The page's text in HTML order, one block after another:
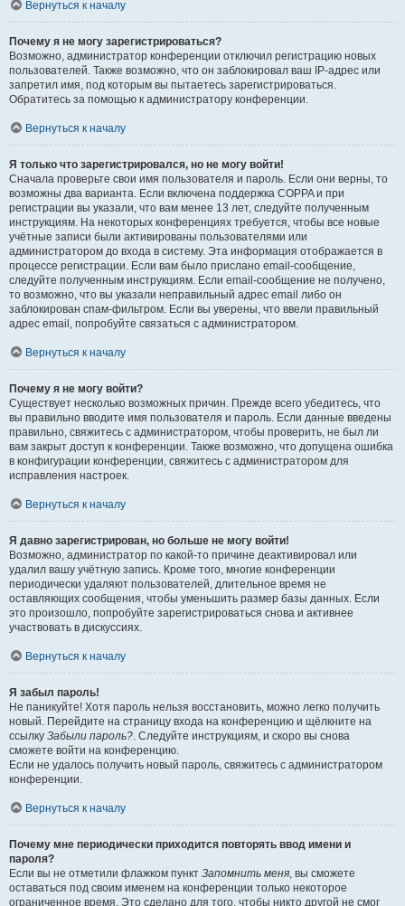
Вернуться к началу
Почему я не могу зарегистрироваться?
Возможно, администратор конференции отключил регистрацию новых
пользователей. Также возможно, что он заблокировал ваш IP-адрес или
запретил имя, под которым вы пытаетесь зарегистрироваться.
Обратитесь за помощью к администратору конференции.
Вернуться к началу
Я только что зарегистрировался, но не могу войти!
Сначала проверьте свои имя пользователя и пароль. Если они верны, то
возможны два варианта. Если включена поддержка COPPA и при
регистрации вы указали, что вам менее 13 лет, следуйте полученным
инструкциям. На некоторых конференциях требуется, чтобы все новые
учётные записи были активированы пользователями или
администратором до входа в систему. Эта информация отображается в
процессе регистрации. Если вам было прислано email-сообщение,
следуйте полученным инструкциям. Если email-сообщение не получено,
то возможно, что вы указали неправильный адрес email либо он
заблокирован спам-фильтром. Если вы уверены, что ввели правильный
адрес email, попробуйте связаться с администратором.
Вернуться к началу
Почему я не могу войти?
Существует несколько возможных причин. Прежде всего убедитесь, что
вы правильно вводите имя пользователя и пароль. Если данные введены
правильно, свяжитесь с администратором, чтобы проверить, не был ли
вам закрыт доступ к конференции. Также возможно, что допущена ошибка
в конфигурации конференции, свяжитесь с администратором для
исправления настроек.
Вернуться к началу
Я давно зарегистрирован, но больше не могу войти!
Возможно, администратор по какой-то причине деактивировал или
удалил вашу учётную запись. Кроме того, многие конференции
периодически удаляют пользователей, длительное время не
оставляющих сообщения, чтобы уменьшить размер базы данных. Если
это произошло, попробуйте зарегистрироваться снова и активнее
участвовать в дискуссиях.
Вернуться к началу
Я забыл пароль!
Не паникуйте! Хотя пароль нельзя восстановить, можно легко получить
новый. Перейдите на страницу входа на конференцию и щёлкните на
ссылку Забыли пароль?. Следуйте инструкциям, и скоро вы снова
сможете войти на конференцию.
Если не удалось получить новый пароль, свяжитесь с администратором
конференции.
Вернуться к началу
Почему мне периодически приходится повторять ввод имени и
пароля?
Если вы не отметили флажком пункт Запомнить меня, вы сможете
оставаться под своим именем на конференции только некоторое
ограниченное время. Это сделано для того, чтобы никто другой не смог